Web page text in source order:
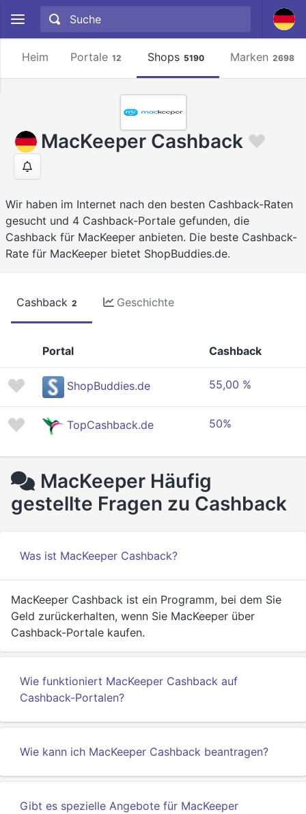
Heim Portale 12 Shops 5190 Marken 2698
MacKeeper Cashback
Wir haben im Internet nach den besten Cashback-Raten
gesucht und 4 Cashback-Portale gefunden, die
Cashback für MacKeeper anbieten. Die beste Cashback-
Rate für MacKeeper bietet ShopBuddies.de.
Cashback 2 Geschichte
Portal Cashback
ShopBuddies.de 55,00 %
TopCashback.de 50%
MacKeeper Häufig
gestellte Fragen zu Cashback
Was ist MacKeeper Cashback?
MacKeeper Cashback ist ein Programm, bei dem Sie
Geld zurückerhalten, wenn Sie MacKeeper über
Cashback-Portale kaufen.
Wie funktioniert MacKeeper Cashback auf
Cashback-Portalen?
Wie kann ich MacKeeper Cashback beantragen?
Gibt es spezielle Angebote für MacKeeper